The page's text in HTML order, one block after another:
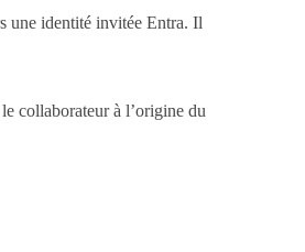
une identité invitée Entra. Il
collaborateur à l’origine du